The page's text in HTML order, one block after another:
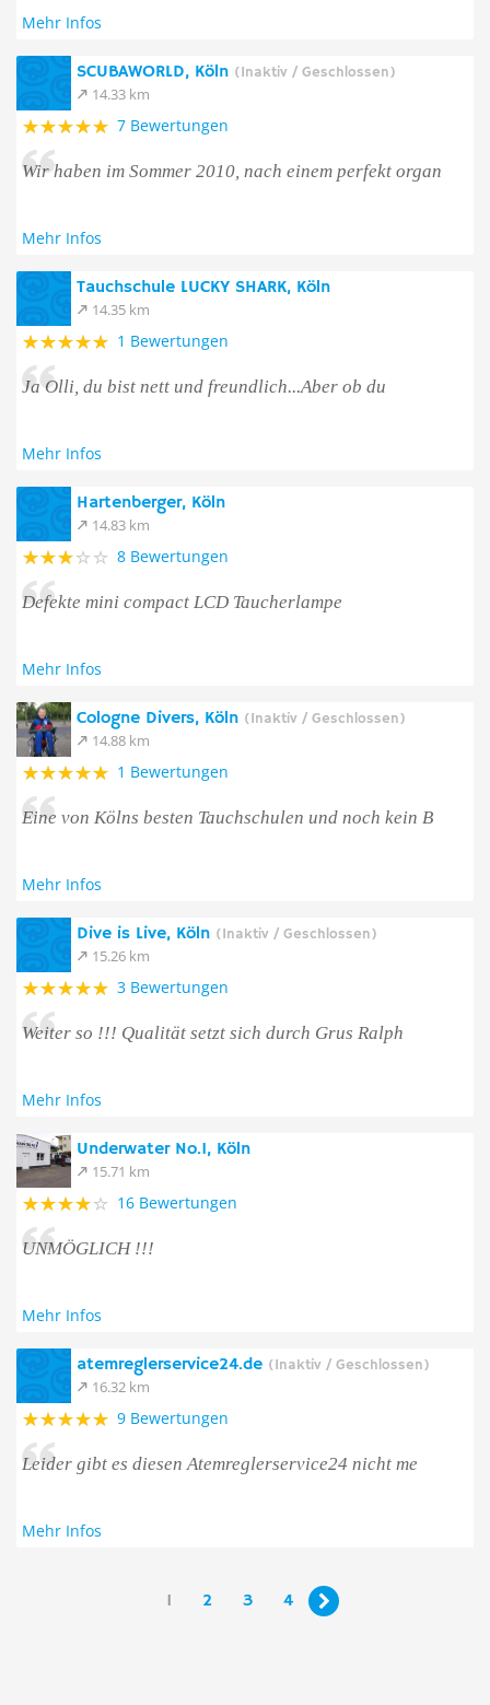
Mehr Infos
SCUBAWORLD, Köln (Inaktiv / Geschlossen)
14.33 km
7 Bewertungen
Wir haben im Sommer 2010, nach einem perfekt organ
Mehr Infos
Tauchschule LUCKY SHARK, Köln
14.35 km
1 Bewertungen
Ja Olli, du bist nett und freundlich...Aber ob du
Mehr Infos
Hartenberger, Köln
14.83 km
8 Bewertungen
Defekte mini compact LCD Taucherlampe
Mehr Infos
Cologne Divers, Köln (Inaktiv / Geschlossen)
14.88 km
1 Bewertungen
Eine von Kölns besten Tauchschulen und noch kein B
Mehr Infos
Dive is Live, Köln (Inaktiv / Geschlossen)
15.26 km
3 Bewertungen
Weiter so !!! Qualität setzt sich durch Grus Ralph
Mehr Infos
Underwater No.1, Köln
15.71 km
16 Bewertungen
UNMÖGLICH !!!
Mehr Infos
atemreglerservice24.de (Inaktiv / Geschlossen)
16.32 km
9 Bewertungen
Leider gibt es diesen Atemreglerservice24 nicht me
Mehr Infos
1 2 3 4 